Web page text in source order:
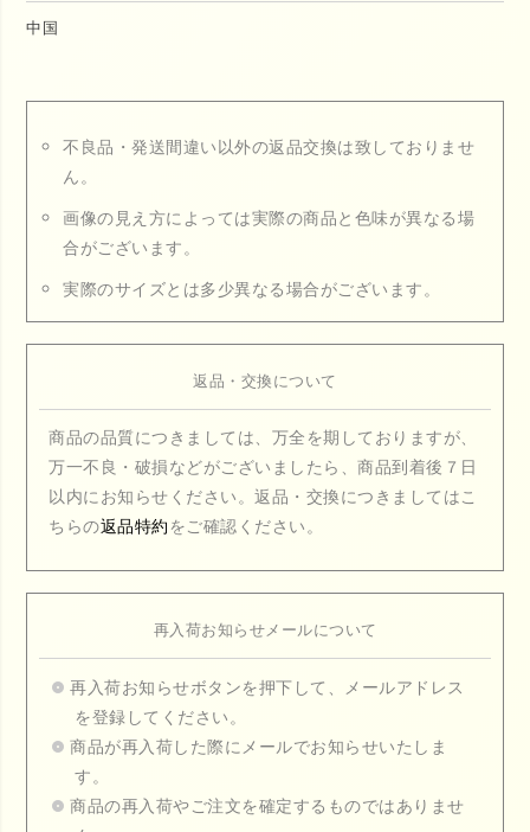
中国
不良品・発送間違い以外の返品交換は致しておりませ
ん。
画像の見え方によっては実際の商品と色味が異なる場
合がございます。
実際のサイズとは多少異なる場合がございます。
返品・交換について
商品の品質につきましては、万全を期しておりますが、
万一不良・破損などがございましたら、商品到着後７日
以内にお知らせください。返品・交換につきましてはこ
ちらの返品特約 をご確認ください。
再入荷お知らせメールについて
再入荷お知らせボタンを押下して、メールアドレス
を登録してください。
商品が再入荷した際にメールでお知らせいたしま
す。
商品の再入荷やご注文を確定するものではありませ